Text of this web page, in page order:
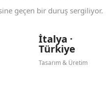
geçen bir duruş sergiliyor.
İtalya ·
Türkiye
Tasarım & Üretim